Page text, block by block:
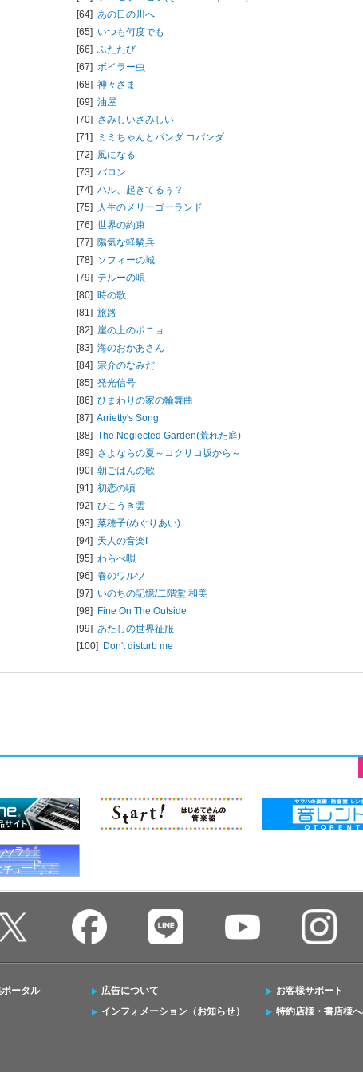
[64] あの日の川へ
[65] いつも何度でも
[66] ふたたび
[67] ボイラー虫
[68] 神々さま
[69] 油屋
[70] さみしいさみしい
[71]
ミミちゃんとパンダ コパンダ
[72] 風になる
[73] バロン
[74] ハル、起きてるぅ？
[75] 人生のメリーゴーランド
[76] 世界の約束
[77] 陽気な軽騎兵
[78] ソフィーの城
[79] テルーの唄
[80] 時の歌
[81] 旅路
[82] 崖の上のポニョ
[83] 海のおかあさん
[84] 宗介のなみだ
[85] 発光信号
[86] ひまわりの家の輪舞曲
[87] Arrietty's Song
[88] The Neglected Garden(荒れた庭)
[89] さよならの夏～コクリコ坂から～
[90] 朝ごはんの歌
[91] 初恋の頃
[92] ひこうき雲
[93] 菜穂子(めぐりあい)
[94] 天人の音楽I
[95] わらべ唄
[96] 春のワルツ
[97] いのちの記憶/二階堂 和美
[98] Fine On The Outside
[99] あたしの世界征服
[100] Don't disturb me
ータル
広告について
インフォメーション（お知らせ）
お客様サポート
特約店様・書店様